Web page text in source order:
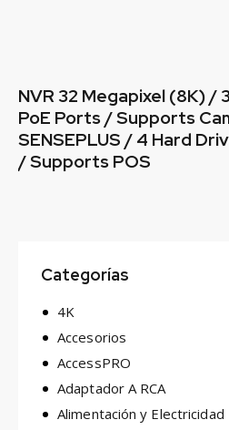
NVR 32 Megapixel (8K) /
PoE Ports / Supports
SENSEPLUS / 4 Hard
/ Supports POS
Categorías
4K
Accesorios
AccessPRO
Adaptador A RCA
Alimentación y Electricidad